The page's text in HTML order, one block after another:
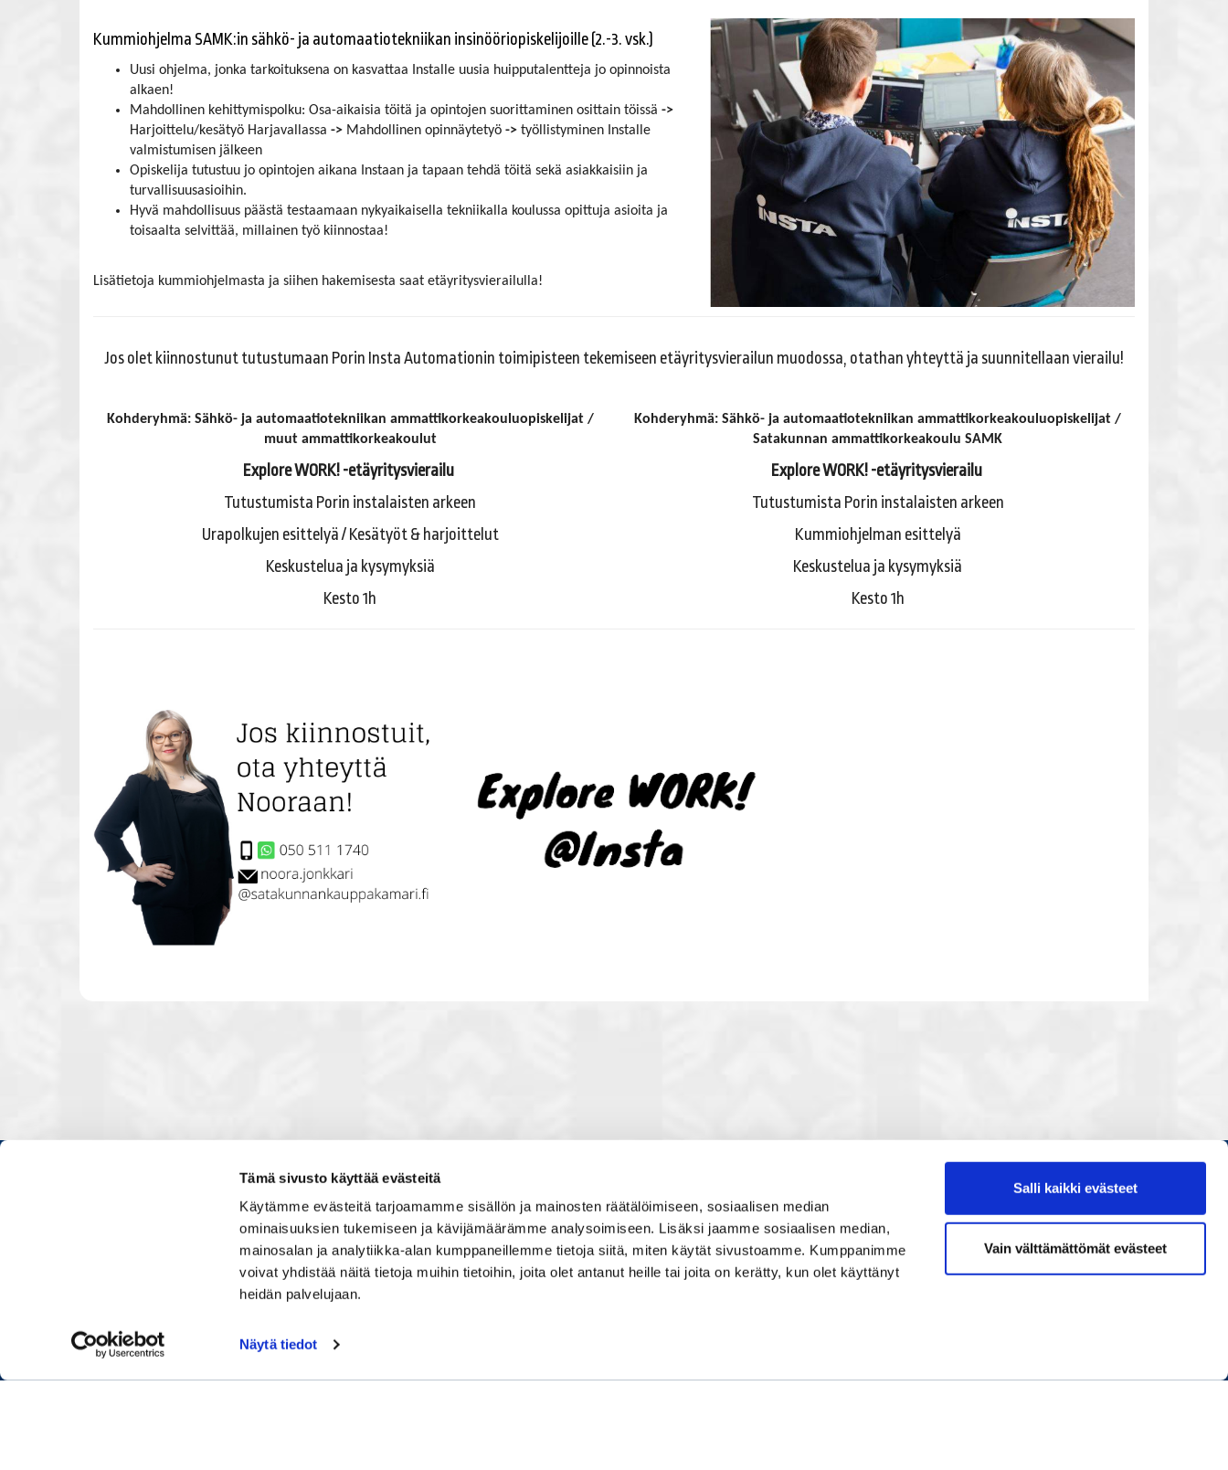
Tämä sivusto käyttää evästeitä
Käytämme evästeitä tarjoamamme sisällön ja mainosten räätälöimiseen, sosiaalisen median
ominaisuuksien tukemiseen ja kävijämäärämme analysoimiseen. Lisäksi jaamme sosiaalisen median,
mainosalan ja analytiikka-alan kumppaneillemme tietoja siitä, miten käytät sivustoamme. Kumppanimme
voivat yhdistää näitä tietoja muihin tietoihin, joita olet antanut heille tai joita on kerätty, kun olet käyttänyt
heidän palvelujaan.
Näytä tiedot
Salli kaikki evästeet
Vain välttämättömät evästeet
Kummiohjelma SAMK:in sähkö- ja automaatiotekniikan insinööriopiskelijoille (2.-3. vsk.)
Uusi ohjelma, jonka tarkoituksena on kasvattaa Installe uusia huipputalentteja jo opinnoista
alkaen!
Mahdollinen kehittymispolku: Osa-aikaisia töitä ja opintojen suorittaminen osittain töissä ->
Harjoittelu/kesätyö Harjavallassa -> Mahdollinen opinnäytetyö -> työllistyminen Installe
valmistumisen jälkeen
Opiskelija tutustuu jo opintojen aikana Instaan ja tapaan tehdä töitä sekä asiakkaisiin ja
turvallisuusasioihin.
Hyvä mahdollisuus päästä testaamaan nykyaikaisella tekniikalla koulussa opittuja asioita ja
toisaalta selvittää, millainen työ kiinnostaa!
Lisätietoja kummiohjelmasta ja siihen hakemisesta saat etäyritysvierailulla!
Jos olet kiinnostunut tutustumaan Porin Insta Automationin toimipisteen tekemiseen etäyritysvierailun muodossa, otathan yhteyttä ja suunnitellaan vierailu!
Kohderyhmä: Sähkö- ja automaatiotekniikan ammattikorkeakouluopiskelijat /
muut ammattikorkeakoulut
Explore WORK! -etäyritysvierailu
Tutustumista Porin instalaisten arkeen
Urapolkujen esittelyä / Kesätyöt & harjoittelut
Keskustelua ja kysymyksiä
Kesto 1h
Kohderyhmä: Sähkö- ja automaatiotekniikan ammattikorkeakouluopiskelijat /
Satakunnan ammattikorkeakoulu SAMK
Explore WORK! -etäyritysvierailu
Tutustumista Porin instalaisten arkeen
Kummiohjelman esittelyä
Keskustelua ja kysymyksiä
Kesto 1h
luontevasti kollegoidesi kanssa, solmit kiinnostavia kontakteja
ja vaikutat elinkeinoelämän toimintaedellytyksiin yhdessä
muiden yritysjohtajien kanssa. Olet mukana joukossa, joka
uskoo tulevaisuuteen, ajattelee isosti ja kehittää jatkuvasti
osaamistaan.
Valtakatu 6, 28100 Pori
Avoinna ma - pe 8.30 - 15.30.
Painopisteet